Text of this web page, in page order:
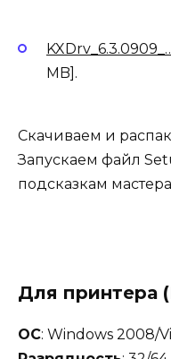
MB].
Скачиваем и
Запускаем файл
подсказкам
Для принтера
ОС: Windows 2008/